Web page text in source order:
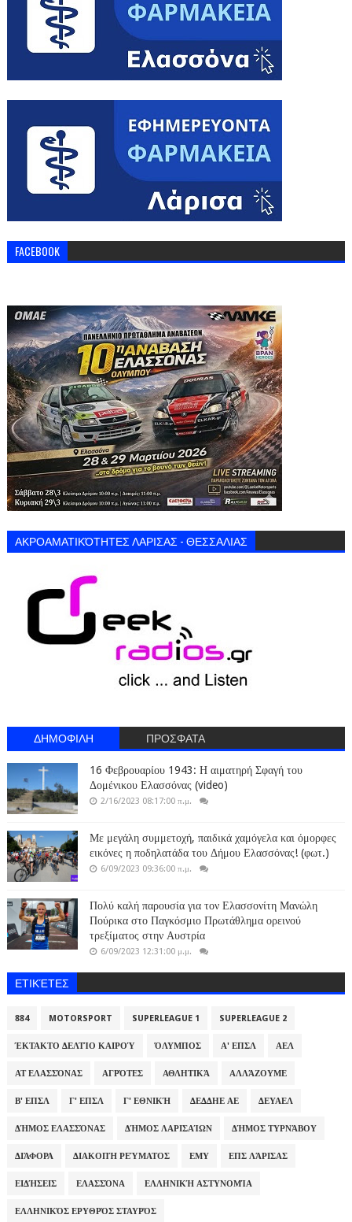
FACEBOOK
ΑΚΡΟΑΜΑΤΙΚΌΤΗΤΕΣ ΛΑΡΙΣΑΣ - ΘΕΣΣΑΛΙΑΣ
ΔΗΜΟΦΙΛΗ ΠΡΟΣΦΑΤΑ
16 Φεβρουαρίου 1943: Η αιματηρή Σφαγή του
Δομένικου Ελασσόνας (video)
2/16/2023 08:17:00 π.μ.
Με μεγάλη συμμετοχή, παιδικά χαμόγελα και όμορφες
εικόνες η ποδηλατάδα του Δήμου Ελασσόνας! (φωτ.)
6/09/2023 09:36:00 π.μ.
Πολύ καλή παρουσία για τον Ελασσονίτη Μανώλη
Πούρικα στο Παγκόσμιο Πρωτάθλημα ορεινού
τρεξίματος στην Αυστρία
6/09/2023 12:31:00 μ.μ.
ΕΤΙΚΈΤΕΣ
884 MOTORSPORT SUPERLEAGUE 1 SUPERLEAGUE 2
ΈΚΤΑΚΤΟ ΔΕΛΤΊΟ ΚΑΙΡΟΎ ΌΛΥΜΠΟΣ Α' ΕΠΣΛ ΑΕΛ
ΑΤ ΕΛΑΣΣΌΝΑΣ ΑΓΡΌΤΕΣ ΑΘΛΗΤΙΚΆ ΑΛΛΆΖΟΥΜΕ
Β' ΕΠΣΛ Γ' ΕΠΣΛ Γ' ΕΘΝΙΚΉ ΔΕΔΔΗΕ ΑΕ ΔΕΥΑΕΛ
ΔΉΜΟΣ ΕΛΑΣΣΌΝΑΣ ΔΉΜΟΣ ΛΑΡΙΣΑΊΩΝ ΔΉΜΟΣ ΤΥΡΝΆΒΟΥ
ΔΙΆΦΟΡΑ ΔΙΑΚΟΠΉ ΡΕΎΜΑΤΟΣ ΕΜΥ ΕΠΣ ΛΆΡΙΣΑΣ
ΕΙΔΉΣΕΙΣ ΕΛΑΣΣΌΝΑ ΕΛΛΗΝΙΚΉ ΑΣΤΥΝΟΜΊΑ
ΕΛΛΗΝΙΚΌΣ ΕΡΥΘΡΌΣ ΣΤΑΥΡΌΣ